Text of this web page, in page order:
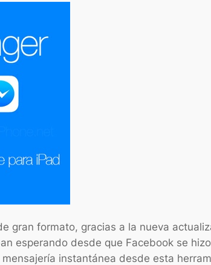
gran formato, gracias a la nueva
esperando desde que Facebook se
instantánea desde esta